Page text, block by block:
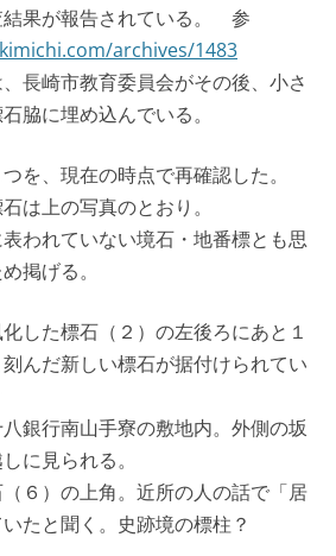
結果が報告されている。 参
archives/1483
長崎市教育委員会がその後、小さ
脇に埋め込んでいる。
を、現在の時点で再確認した。
は上の写真のとおり。
われていない境石・地番標とも思
掲げる。
た標石（２）の左後ろにあと１
んだ新しい標石が据付けられてい
行南山手寮の敷地内。外側の坂
に見られる。
）の上角。近所の人の話で「居
たと聞く。史跡境の標柱？